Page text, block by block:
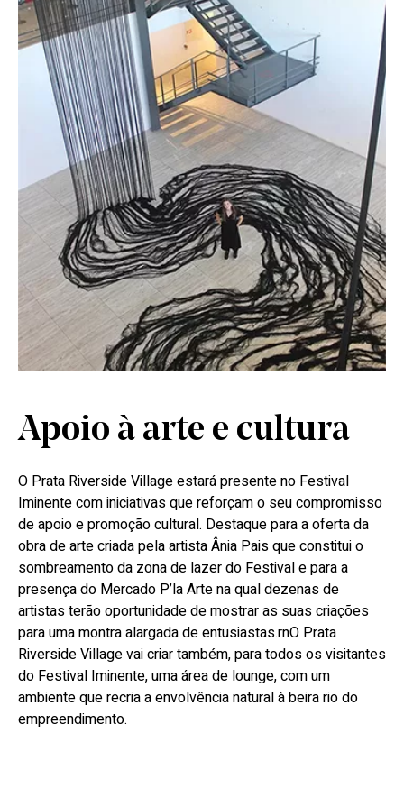
Apoio à arte e cultura
O Prata Riverside Village estará presente no Festival
Iminente com iniciativas que reforçam o seu compromisso
de apoio e promoção cultural. Destaque para a oferta da
obra de arte criada pela artista Ânia Pais que constitui o
sombreamento da zona de lazer do Festival e para a
presença do Mercado P’la Arte na qual dezenas de
artistas terão oportunidade de mostrar as suas criações
para uma montra alargada de entusiastas.rnO Prata
Riverside Village vai criar também, para todos os visitantes
do Festival Iminente, uma área de lounge, com um
ambiente que recria a envolvência natural à beira rio do
empreendimento.